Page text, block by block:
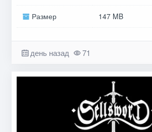
Размер 147 MB
день назад 71